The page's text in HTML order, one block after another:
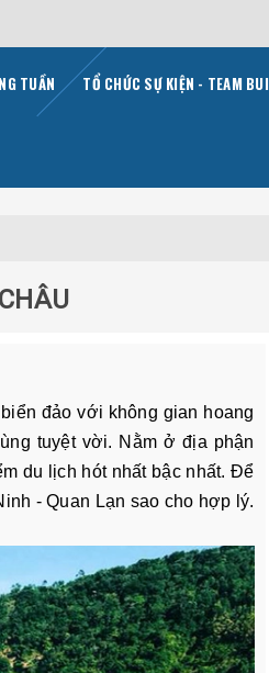
TUẦN TỔ CHỨC SỰ KIỆN - TEAM
đảo với không gian hoang
tuyệt vời. Nằm ở địa phận
du lịch hót nhất bậc nhất. Để
- Quan Lạn sao cho hợp lý.